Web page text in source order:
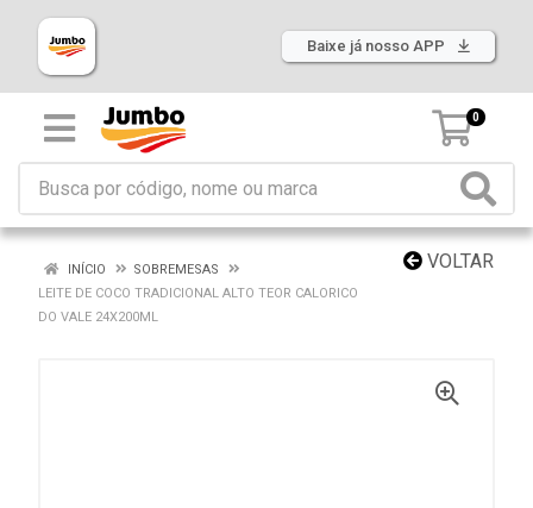
Baixe já nosso APP
0
VOLTAR
INÍCIO
SOBREMESAS
LEITE DE COCO TRADICIONAL ALTO TEOR CALORICO
DO VALE 24X200ML